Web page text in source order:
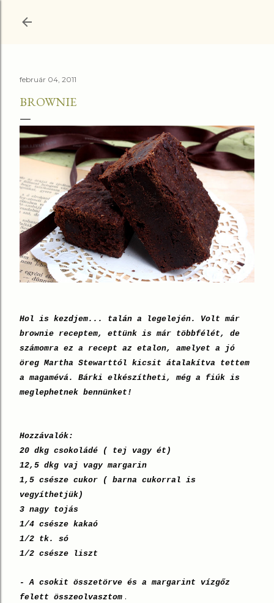
február 04, 2011
BROWNIE
Hol is kezdjem... talán a legelején. Volt már
brownie receptem, ettünk is már többfélét, de
számomra ez a recept az etalon, amelyet a jó
öreg Martha Stewarttól kicsit átalakítva tettem
a magamévá. Bárki elkészítheti, még a fiúk is
meglephetnek bennünket!
Hozzávalók:
20 dkg csokoládé ( tej vagy ét)
12,5 dkg vaj vagy margarin
1,5 csésze cukor ( barna cukorral is
vegyíthetjük)
3 nagy tojás
1/4 csésze kakaó
1/2 tk. só
1/2 csésze liszt
- A csokit összetörve és a margarint vízgőz
felett összeolvasztom .